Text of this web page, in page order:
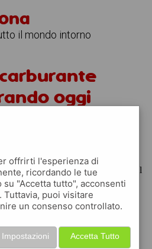
il mondo intorno
oggi
erg tamoil
q8 esso
offrirti l'esperienza di
ricordando le tue
"Accetta tutto", acconsenti
puoi visitare
un consenso controllato.
Accetta Tutto
Impostazioni